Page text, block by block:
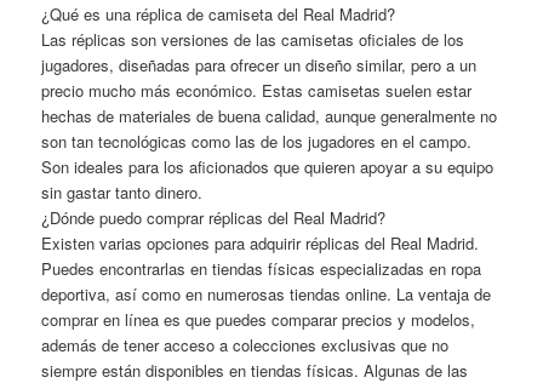
¿Qué es una réplica de camiseta del Real Madrid?
Las réplicas son versiones de las camisetas oficiales de los
jugadores, diseñadas para ofrecer un diseño similar, pero a un
precio mucho más económico. Estas camisetas suelen estar
hechas de materiales de buena calidad, aunque generalmente no
son tan tecnológicas como las de los jugadores en el campo.
Son ideales para los aficionados que quieren apoyar a su equipo
sin gastar tanto dinero.
¿Dónde puedo comprar réplicas del Real Madrid?
Existen varias opciones para adquirir réplicas del Real Madrid.
Puedes encontrarlas en tiendas físicas especializadas en ropa
deportiva, así como en numerosas tiendas online. La ventaja de
comprar en línea es que puedes comparar precios y modelos,
además de tener acceso a colecciones exclusivas que no
siempre están disponibles en tiendas físicas. Algunas de las